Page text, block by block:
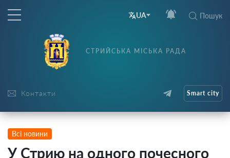
UA Пошук
Контакти
СТРИЙСЬКА МІСЬКА РАДА
Smart city
Всі новини
У Стрию на одного почесного